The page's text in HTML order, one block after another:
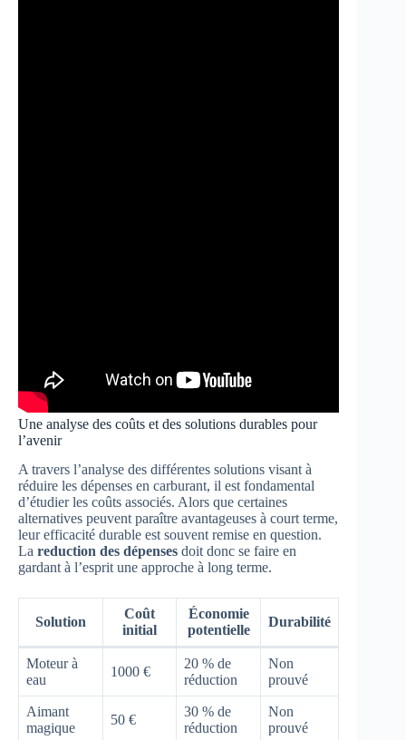
Une analyse des coûts et des solutions durables pour
l’avenir
A travers l’analyse des différentes solutions visant à
réduire les dépenses en carburant, il est fondamental
d’étudier les coûts associés. Alors que certaines
alternatives peuvent paraître avantageuses à court terme,
leur efficacité durable est souvent remise en question.
La reduction des dépenses doit donc se faire en
gardant à l’esprit une approche à long terme.
Solution
Coût
initial
Économie
potentielle
Durabilité
Moteur à
eau
1000 €
20 % de
réduction
Non
prouvé
Aimant
magique
50 €
30 % de
réduction
Non
prouvé